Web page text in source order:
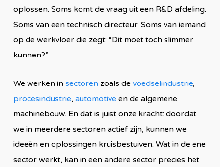
oplossen. Soms komt de vraag uit een R&D afdeling.
Soms van een technisch directeur. Soms van iemand
op de werkvloer die zegt: “Dit moet toch slimmer
kunnen?”
We werken in sectorenzoals de voedselindustrie,
procesindustrie, automotive en de algemene
machinebouw. En dat is juist onze kracht: doordat
we in meerdere sectoren actief zijn, kunnen we
ideeën en oplossingen kruisbestuiven. Wat in de ene
sector werkt, kan in een andere sector precies het